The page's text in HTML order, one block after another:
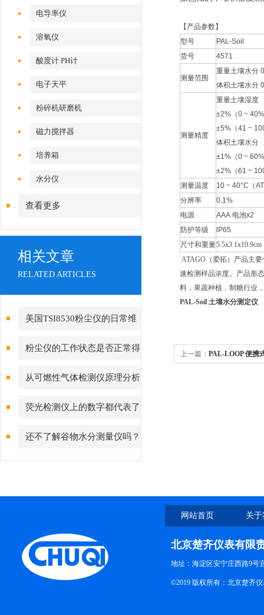
电导率仪
溶氧仪
酸度计 PH计
电子天平
粉碎机研磨机
磁力搅拌器
培养箱
水分仪
查看更多
相关文章
RELATED ARTICLES
美国TSI8530粉尘仪的日常维
护与保养指南
粉尘仪的工作状态是否正常得
看这些方面
从可燃性气体检测仪原理分析
故障的产生
荧光检测仪上的数字都代表了
什么？
还不了解谷物水分测量仪吗？
这些知识点别再错过了！
【产品参数】
型号
PAL-Soil
货号
4571
测量范围
重量土壤水分 0
体积土壤水分 0
测量精度
重量土壤湿度
±2%（0 ~
±5%（41 ~
体积土壤水分
±1%（0 ~
±2%（61 ~
测量温度
10 ~ 40°C（
分辨率
0.1%
电源
AAA 电池x2
防护等级
lP65
尺寸和重量
ATAGO（爱拓）产品主
速检测样品浓度。产品形
料，果蔬种植，制糖行业
PAL-Soil 土壤水分测定仪
上一篇： PAL-LOOP 便携
网站首页 关
北京楚齐仪表有限
地址：海淀区安宁庄西路9号
©2019 版权所有：北京楚齐